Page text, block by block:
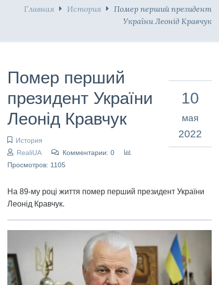
Главная История
Помер перший президент
України Леонід Кравчук
Помер перший
президент України
Леонід Кравчук
История
RealiUA
Комментарии: 0
Просмотров: 1105
10
мая
2022
На 89-му році життя помер перший президент України
Леонід Кравчук.